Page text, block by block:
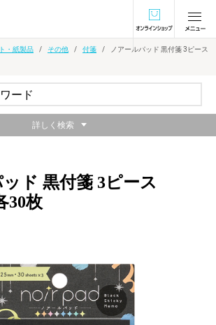
オンラインショ
・紙製品 その他 付箋
ノアールパッド 黒付箋 3ピース
ド 黒付箋 3ピース
30枚
詳しく検索